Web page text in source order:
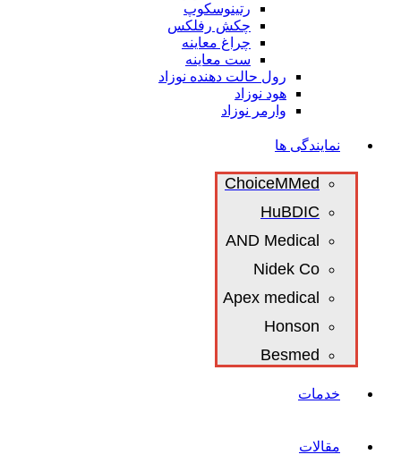
رتینوسکوپ
چکش رفلکس
چراغ معاینه
ست معاینه
رول حالت دهنده نوزاد
هود نوزاد
وارمر نوزاد
نمایندگی ها
ChoiceMMed
HuBDIC
AND Medical
Nidek Co
Apex medical
Honson
Besmed
خدمات
مقالات